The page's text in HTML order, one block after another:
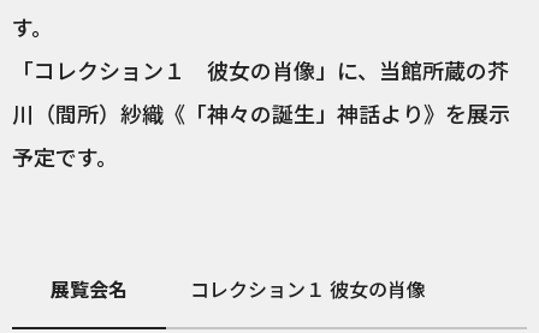
す。
「コレクション１ 彼女の肖像」に、当館所蔵の芥
川（間所）紗織《「神々の誕生」神話より》を展示
予定です。
展覧会名 コレクション１ 彼女の肖像